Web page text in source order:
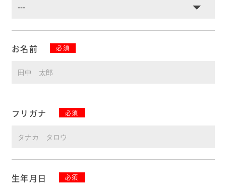
お名前 必須
フリガナ 必須
生年月日 必須